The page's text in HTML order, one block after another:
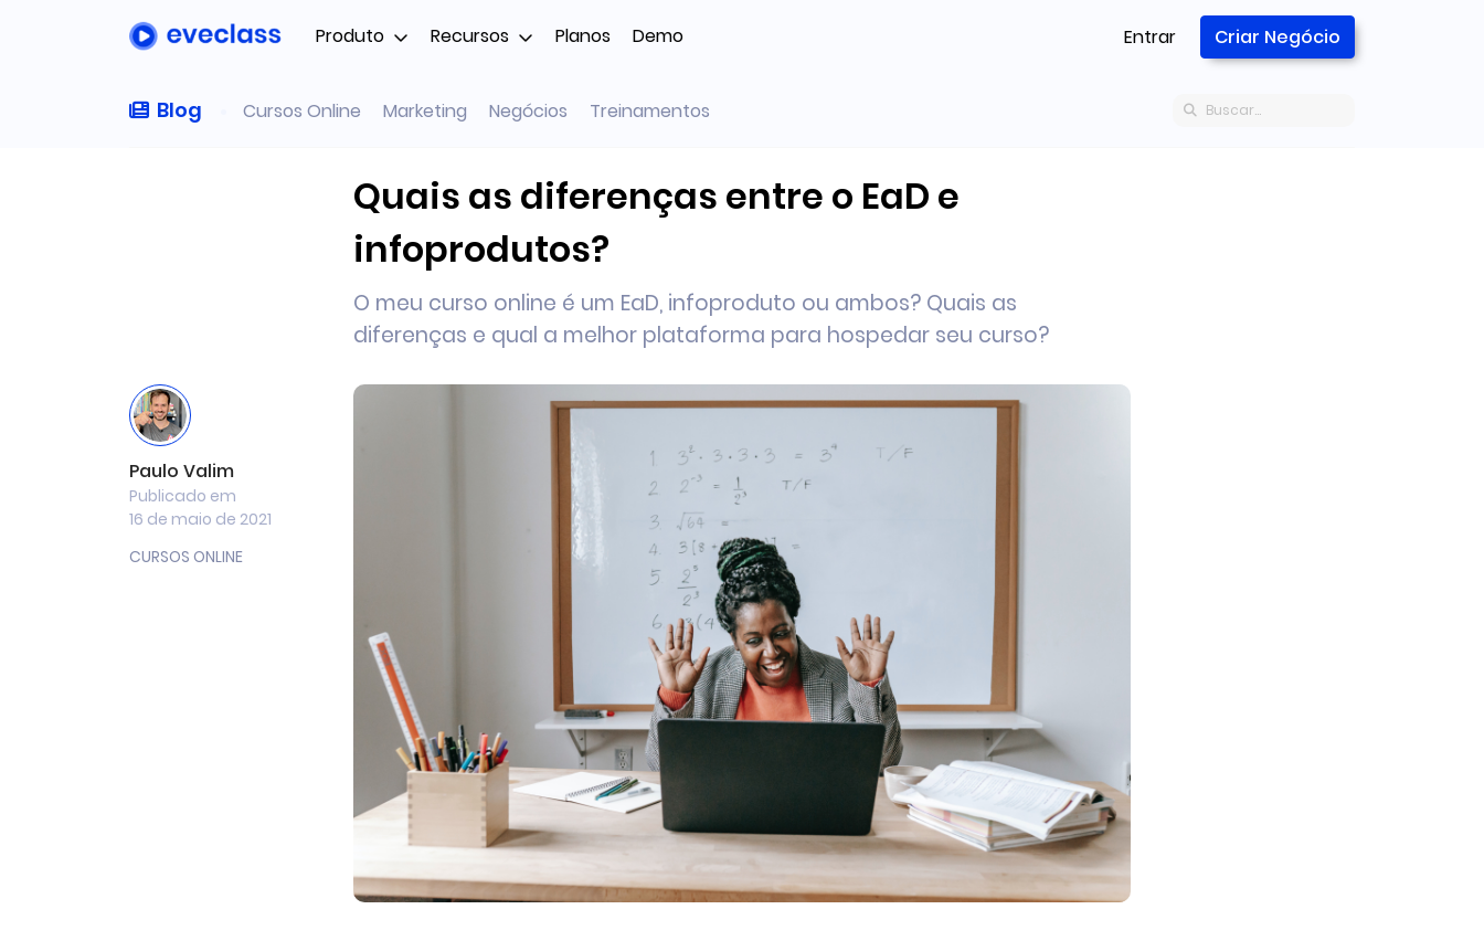
Produto Recursos Planos Demo Entrar Criar Negócio
Blog Cursos Online Marketing Negócios Treinamentos
Quais as diferenças entre o EaD e
infoprodutos?
O meu curso online é um EaD, infoproduto ou ambos? Quais as
diferenças e qual a melhor plataforma para hospedar seu curso?
Paulo Valim
Publicado em
16 de maio de 2021
CURSOS ONLINE